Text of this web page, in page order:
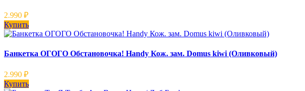
2.990 ₽
Купить
Банкетка ОГОГО Обстановочка! Handy Кож. зам. Domus kiwi (Оливковый)
2.990 ₽
Купить